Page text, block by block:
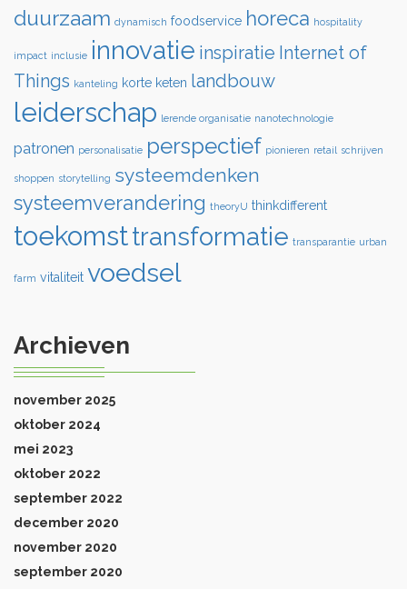
duurzaam dynamisch foodservice horeca hospitality
impact inclusie innovatie inspiratie Internet of
Things kanteling korte keten landbouw
leiderschap lerende organisatie nanotechnologie
patronen personalisatie perspectief pionieren retail schrijven
shoppen storytelling systeemdenken
systeemverandering theoryU thinkdifferent
toekomsttransformatie transparantie urban
farm vitaliteit voedsel
Archieven
november 2025
oktober 2024
mei 2023
oktober 2022
september 2022
december 2020
november 2020
september 2020